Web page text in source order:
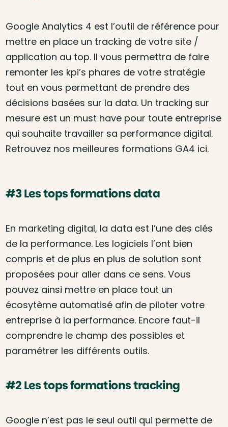
Google Analytics 4 est l’outil de référence pour
mettre en place un tracking de votre site /
application au top. Il vous permettra de faire
remonter les kpi’s phares de votre stratégie
tout en vous permettant de prendre des
décisions basées sur la data. Un tracking sur
mesure est un must have pour toute entreprise
qui souhaite travailler sa performance digital.
Retrouvez nos meilleures formations GA4 ici.
#3 Les tops formations data
En marketing digital, la data est l’une des clés
de la performance. Les logiciels l’ont bien
compris et de plus en plus de solution sont
proposées pour aller dans ce sens. Vous
pouvez ainsi mettre en place tout un
écosytème automatisé afin de piloter votre
entreprise à la performance. Encore faut-il
comprendre le champ des possibles et
paramétrer les différents outils.
#2 Les tops formations tracking
Google n’est pas le seul outil qui permette de